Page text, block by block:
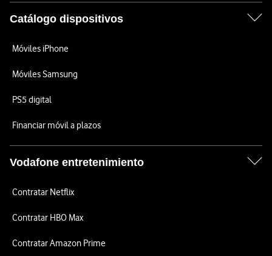
Catálogo dispositivos
Móviles iPhone
Móviles Samsung
PS5 digital
Financiar móvil a plazos
Vodafone entretenimiento
Contratar Netflix
Contratar HBO Max
Contratar Amazon Prime